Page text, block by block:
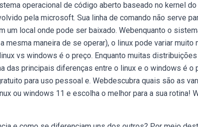
operacional de código aberto baseado no kernel
pela microsoft. Sua linha de comando não serve
um local onde pode ser baixado. Webenquanto o
mesma maneira de se operar), o linux pode variar
vs windows é o preço. Enquanto muitas
das principais diferenças entre o linux e o windows é o
para uso pessoal e. Webdescubra quais são as
ou windows 11 e escolha o melhor para a sua rotina!